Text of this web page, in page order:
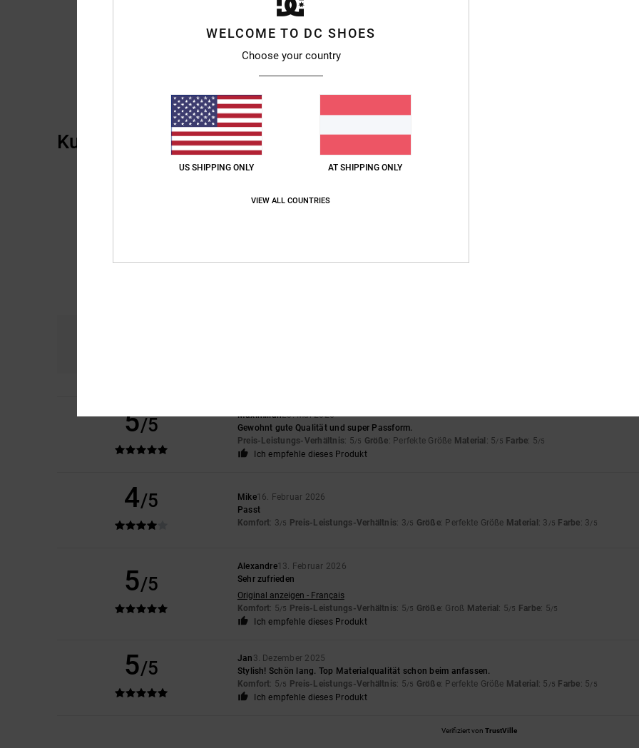
Kundenbewertungen
5/5 Maximilian23. Mai 2026
Gewohnt gute Qualität und super Passform.
Preis-Leistungs-Verhältnis: 5/5 Größe: Perfekte Größe Material : 5/5 Farbe: 5/5
Ich empfehle dieses Produkt
4/5 Mike16. Februar 2026
Passt
Komfort: 3/5 Preis-Leistungs-Verhältnis: 3/5 Größe: Perfekte Größe Material : 3 /5 Farbe: 3/5
5/5
Alexandre13. Februar 2026
Sehr zufrieden
Original anzeigen - Français
Komfort: 5/5 Preis-Leistungs-Verhältnis: 5/5 Größe: Groß Material : 5/5 Farbe: 5/5
Ich empfehle dieses Produkt
5/5 Jan 3. Dezember 2025
Stylish! Schön lang. Top Materialqualität schon beim anfassen.
Komfort: 5/5 Preis-Leistungs-Verhältnis: 5/5 Größe: Perfekte Größe Material : 5 /5 Farbe: 5/5
Ich empfehle dieses Produkt
Verifiziert von TrustVille
WELCOME TO DC SHOES
Choose your country
US SHIPPING ONLY AT SHIPPING ONLY
VIEW ALL COUNTRIES